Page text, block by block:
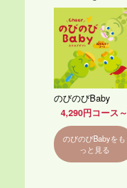
のびのびBaby
4,290円コース～
のびのびBabyをも
っと見る